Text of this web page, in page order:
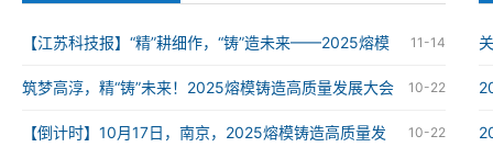
11-14
【江苏科技报】“精”耕细作，“铸”造未来——2025熔模
铸造高质量发展大会在南京举办 10-22
筑梦高淳，精“铸”未来！2025熔模铸造高质量发展大会
在南京高淳成功举办 10-22
【倒计时】10月17日，南京，2025熔模铸造高质量发